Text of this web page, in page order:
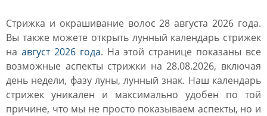
Стрижка и окрашивание волос 28 августа 2026 года.
Вы также можете открыть лунный календарь стрижек
на август 2026 года. На этой странице показаны все
возможные аспекты стрижки на 28.08.2026, включая
день недели, фазу луны, лунный знак. Наш календарь
стрижек уникален и максимально удобен по той
причине, что мы не просто показываем аспекты, но и